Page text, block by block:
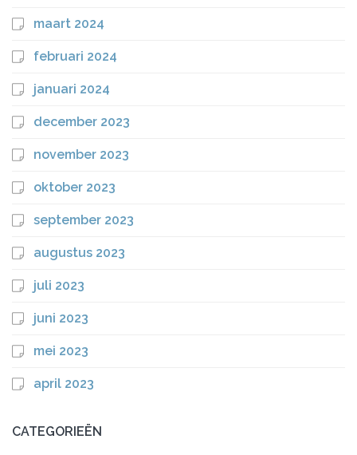
maart 2024
februari 2024
januari 2024
december 2023
november 2023
oktober 2023
september 2023
augustus 2023
juli 2023
juni 2023
mei 2023
april 2023
CATEGORIEËN